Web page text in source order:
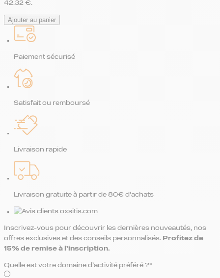
42.32 €.
Ajouter au panier
Paiement sécurisé
Satisfait ou remboursé
Livraison rapide
Livraison gratuite à partir de 80€ d’achats
Inscrivez-vous pour découvrir les dernières nouveautés, nos
offres exclusives et des conseils personnalisés. Profitez de
15% de remise à l’inscription.
Quelle est votre domaine d’activité préféré ?*